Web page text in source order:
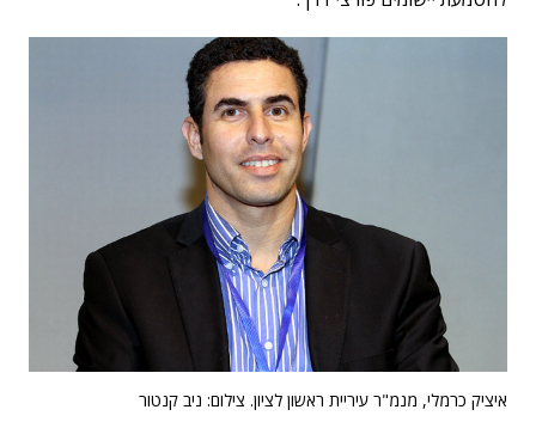
איציק כרמלי, מנמ"ר עיריית ראשון לציון. צילום: ניב קנטור